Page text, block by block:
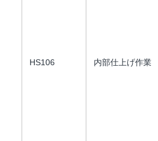
HS106 内部仕上げ作業